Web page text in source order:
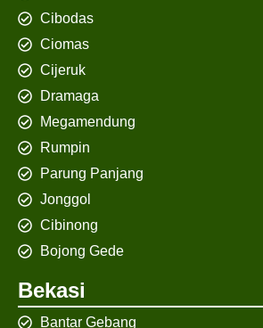
Cibodas
Ciomas
Cijeruk
Dramaga
Megamendung
Rumpin
Parung Panjang
Jonggol
Cibinong
Bojong Gede
Bekasi
Bantar Gebang